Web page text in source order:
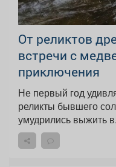
От реликтов
встречи с
приключения
Не первый год
реликты бывшего
умудрились выжить